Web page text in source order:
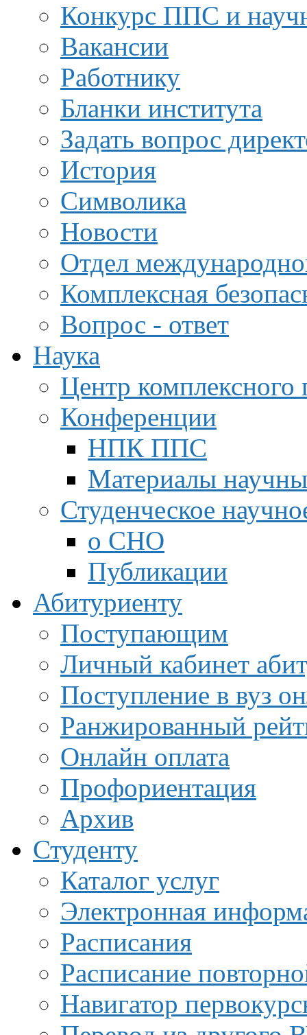
Конкурс ППС и
Вакансии
Работнику
Бланки института
Задать вопрос
История
Символика
Новости
Отдел
Комплексная
Вопрос - ответ
Наука
Центр
Конференции
НПК ППС
Материалы
Студенческое
о СНО
Публикации
Абитуриенту
Поступающим
Личный кабинет
Поступление в вуз
Ранжированный
Онлайн оплата
Профориентация
Архив
Студенту
Каталог услуг
Электронная
Расписания
Расписание
Навигатор